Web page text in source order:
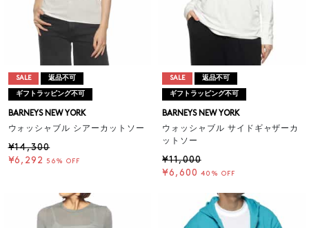
SALE 返品不可
ギフトラッピング不可
BARNEYS NEW YORK
ウォッシャブル シアーカットソー
¥14,300
¥6,292
56% OFF
SALE 返品不可
ギフトラッピング不可
BARNEYS NEW YORK
ウォッシャブル サイドギャザーカ
ットソー
¥11,000
¥6,600 40% OFF